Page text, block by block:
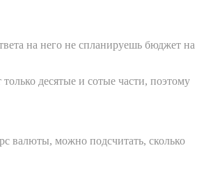
на него не спланируешь бюджет на
десятые и сотые части, поэтому
валюты, можно подсчитать, сколько